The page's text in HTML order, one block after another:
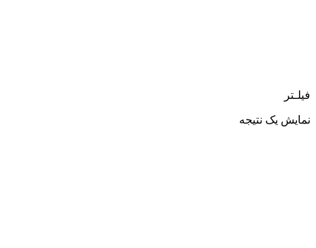
فیلـتر
نمایش یک نتیجه